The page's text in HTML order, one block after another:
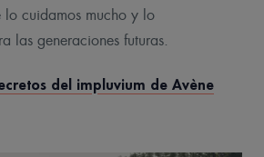
lo cuidamos mucho y lo
las generaciones futuras.
del impluvium de Avène